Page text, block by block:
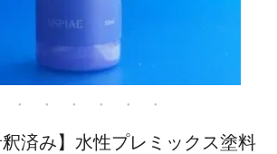
済み】水性プレミックス塗料